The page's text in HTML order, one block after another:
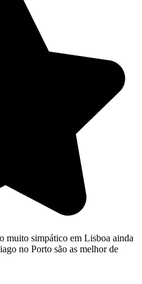
muito simpático em Lisboa ainda
no Porto são as melhor de